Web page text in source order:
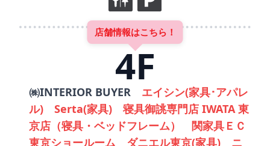
4F
店舗情報はこちら！
㈱INTERIOR BUYER エイシン(家具･アパレ
ル) Serta(家具) 寝具御誂専門店 IWATA 東
京店（寝具・ベッドフレーム） 関家具ＥＣ
東京ショールーム ダニエル東京(家具) ニ